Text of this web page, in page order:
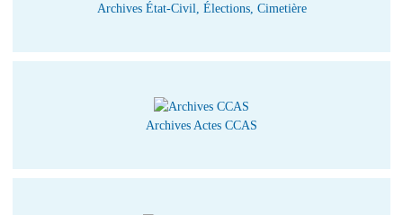
Archives État-Civil, Élections, Cimetière
Archives Actes CCAS